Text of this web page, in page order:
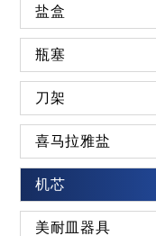
盐盒
瓶塞
刀架
喜马拉雅盐
机芯
美耐皿器具